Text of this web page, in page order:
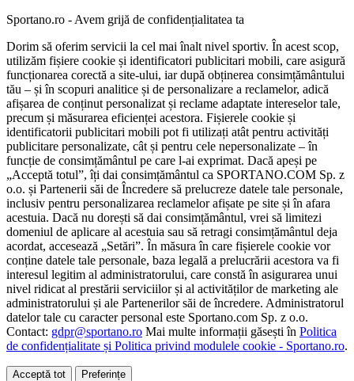
Sportano.ro - Avem grijă de confidențialitatea ta
Dorim să oferim servicii la cel mai înalt nivel sportiv. În acest scop,
utilizăm fișiere cookie și identificatori publicitari mobili, care asigură
funcționarea corectă a site-ului, iar după obținerea consimțământului
tău – și în scopuri analitice și de personalizare a reclamelor, adică
afișarea de conținut personalizat și reclame adaptate intereselor tale,
precum și măsurarea eficienței acestora. Fișierele cookie și
identificatorii publicitari mobili pot fi utilizați atât pentru activități
publicitare personalizate, cât și pentru cele nepersonalizate – în
funcție de consimțământul pe care l-ai exprimat. Dacă apeși pe
„Acceptă totul”, îți dai consimțământul ca SPORTANO.COM Sp. z
o.o. și Partenerii săi de Încredere să prelucreze datele tale personale,
inclusiv pentru personalizarea reclamelor afișate pe site și în afara
acestuia. Dacă nu dorești să dai consimțământul, vrei să limitezi
domeniul de aplicare al acestuia sau să retragi consimțământul deja
acordat, accesează „Setări”. În măsura în care fișierele cookie vor
conține datele tale personale, baza legală a prelucrării acestora va fi
interesul legitim al administratorului, care constă în asigurarea unui
nivel ridicat al prestării serviciilor și al activităților de marketing ale
administratorului și ale Partenerilor săi de încredere. Administratorul
datelor tale cu caracter personal este Sportano.com Sp. z o.o.
Contact: gdpr@sportano.ro Mai multe informații găsești în Politica
de confidențialitate și Politica privind modulele cookie - Sportano.ro.
Acceptă tot Preferințe